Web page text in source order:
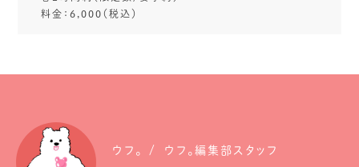
料金：6,000（税込）
ウフ。 ウフ。編集部スタッフ